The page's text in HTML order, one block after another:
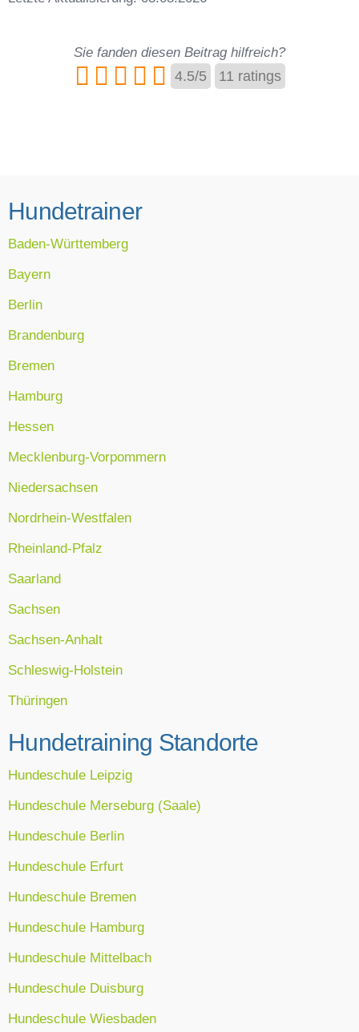
Sie fanden diesen Beitrag hilfreich?
4.5/5 11 ratings
Hundetrainer
Baden-Württemberg
Bayern
Berlin
Brandenburg
Bremen
Hamburg
Hessen
Mecklenburg-Vorpommern
Niedersachsen
Nordrhein-Westfalen
Rheinland-Pfalz
Saarland
Sachsen
Sachsen-Anhalt
Schleswig-Holstein
Thüringen
Hundetraining Standorte
Hundeschule Leipzig
Hundeschule Merseburg (Saale)
Hundeschule Berlin
Hundeschule Erfurt
Hundeschule Bremen
Hundeschule Hamburg
Hundeschule Mittelbach
Hundeschule Duisburg
Hundeschule Wiesbaden